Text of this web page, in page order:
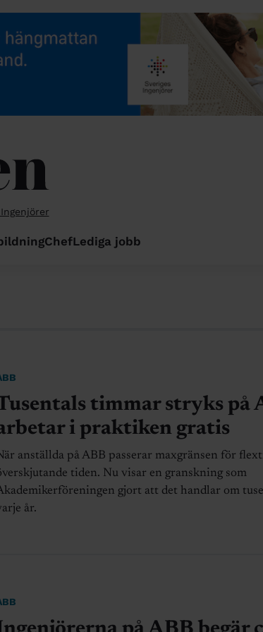
ChefLediga jobb
timmar stryks på
i praktiken gratis
anställda på ABB passerar maxgränsen för
tiden. Nu visar en granskning som
gjort att det handlar om
år.